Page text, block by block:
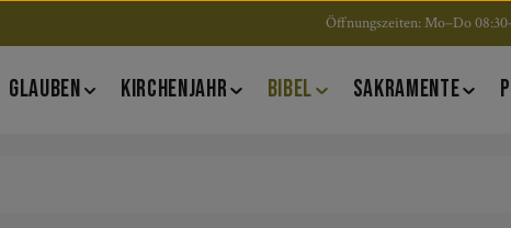
Öffnungszeiten: Mo–Do
GLAUBEN KIRCHENJAHR BIBEL SAKRAMENTE